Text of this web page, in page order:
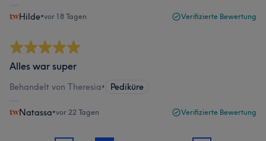
Hilde•vor 18 Tagen Verifizierte Bewertung
Alles war super
Behandelt von Theresia• Pediküre
Natassa•vor 22 Tagen Verifizierte Bewertung